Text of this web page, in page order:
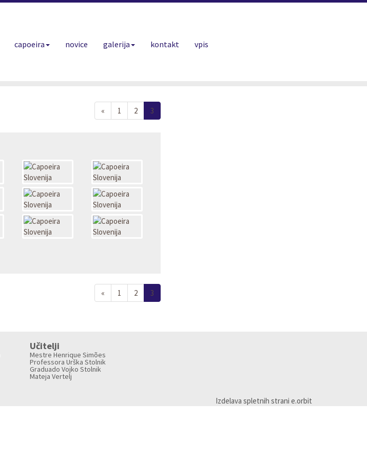
capoeira novice (current)
galerija kontakt (current)
vpis
« Nazaj1 2 3
« Nazaj1 2 3
Učitelji
Mestre Henrique Simões
Professora Urška Stolnik
Graduado Vojko Stolnik
Mateja Vertelj
Izdelava spletnih strani e.orbit